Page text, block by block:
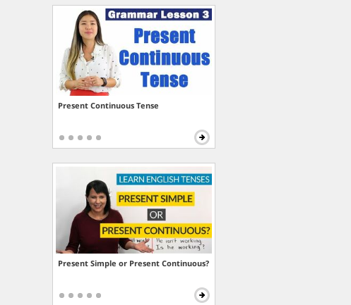
Present Continuous Tense
Present Simple or Present Continuous?